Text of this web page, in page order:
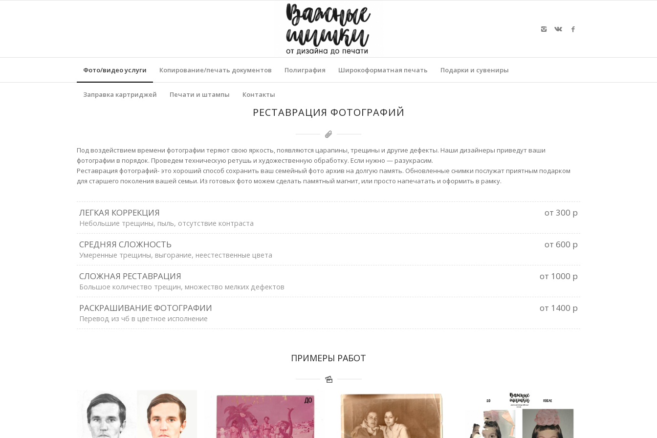
Фото/видео услуги Копирование/печать документов Полиграфия Широкоформатная печать Подарки и сувениры
Заправка картриджей Печати и штампы Контакты
РЕСТАВРАЦИЯ ФОТОГРАФИЙ
Под воздействием времени фотографии теряют свою яркость, появляются царапины, трещины и другие дефекты. Наши дизайнеры приведут ваши
фотографии в порядок. Проведем техническую ретушь и художественную обработку. Если нужно — разукрасим.
Реставрация фотографий- это хороший способ сохранить ваш семейный фото архив на долгую память. Обновленные снимки послужат приятным подарком
для старшего поколения вашей семьи. Из готовых фото можем сделать памятный магнит, или просто напечатать и оформить в рамку.
ЛЕГКАЯ КОРРЕКЦИЯ от 300 р
Небольшие трещины, пыль, отсутствие контраста
СРЕДНЯЯ СЛОЖНОСТЬ от 600 р
Умеренные трещины, выгорание, неестественные цвета
СЛОЖНАЯ РЕСТАВРАЦИЯ от 1000 р
Большое количество трещин, множество мелких дефектов
РАСКРАШИВАНИЕ ФОТОГРАФИИ от 1400 р
Перевод из чб в цветное исполнение
ПРИМЕРЫ РАБОТ